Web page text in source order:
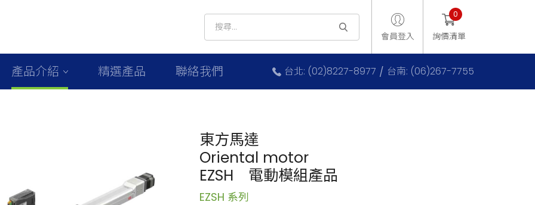
會員登入 詢價清單
0
產品介紹 精選產品 聯絡我們 台北: (02)8227-8977 台南: (06)267-7755
東方馬達
Oriental motor
EZSH 電動模組產品
EZSH 系列